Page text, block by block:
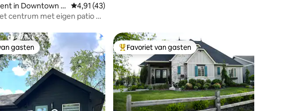
in Downtown D Gemiddelde beoordeling van 4,91 uit 5, 43 recensies
4,91 (43)
centrum met eigen patio +
gasten
gasten Topfavoriet van gasten
Favoriet van gasten